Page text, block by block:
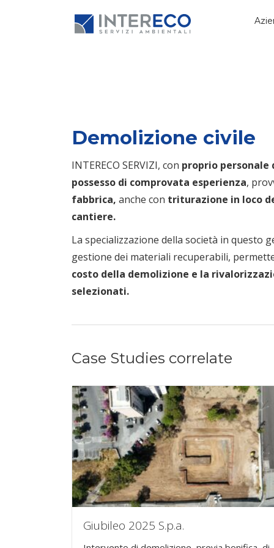
Demolizione civile
INTERECO SERVIZI, con proprio personale
possesso di comprovata esperienza,
fabbrica, anche con triturazione in loco
cantiere.
La specializzazione della società in questo
gestione dei materiali recuperabili,
costo della demolizione e la
selezionati.
Case Studies correlate
Giubileo 2025 S.p.a.